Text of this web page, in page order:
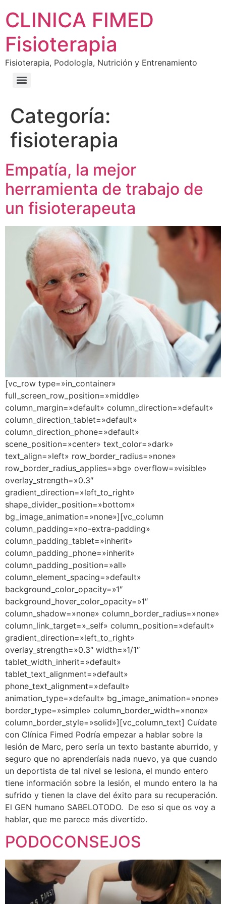
CLINICA FIMED
Fisioterapia
Fisioterapia, Podología, Nutrición y Entrenamiento
Categoría:
fisioterapia
Empatía, la mejor
herramienta de trabajo de
un fisioterapeuta
[vc_row type=»in_container»
full_screen_row_position=»middle»
column_margin=»default» column_direction=»default»
column_direction_tablet=»default»
column_direction_phone=»default»
scene_position=»center» text_color=»dark»
text_align=»left» row_border_radius=»none»
row_border_radius_applies=»bg» overflow=»visible»
overlay_strength=»0.3″
gradient_direction=»left_to_right»
shape_divider_position=»bottom»
bg_image_animation=»none»][vc_column
column_padding=»no-extra-padding»
column_padding_tablet=»inherit»
column_padding_phone=»inherit»
column_padding_position=»all»
column_element_spacing=»default»
background_color_opacity=»1″
background_hover_color_opacity=»1″
column_shadow=»none» column_border_radius=»none»
column_link_target=»_self» column_position=»default»
gradient_direction=»left_to_right»
overlay_strength=»0.3″ width=»1/1″
tablet_width_inherit=»default»
tablet_text_alignment=»default»
phone_text_alignment=»default»
animation_type=»default» bg_image_animation=»none»
border_type=»simple» column_border_width=»none»
column_border_style=»solid»][vc_column_text] Cuídate
con Clínica Fimed Podría empezar a hablar sobre la
lesión de Marc, pero sería un texto bastante aburrido, y
seguro que no aprenderíais nada nuevo, ya que cuando
un deportista de tal nivel se lesiona, el mundo entero
tiene información sobre la lesión, el mundo entero la ha
sufrido y tienen la clave del éxito para su recuperación.
El GEN humano SABELOTODO. De eso si que os voy a
hablar, que me parece más divertido.
PODOCONSEJOS